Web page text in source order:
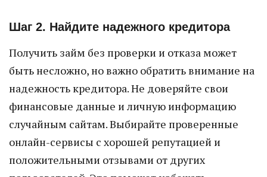
Шаг 2. Найдите надежного кредитора
Получить займ без проверки и отказа может
быть несложно, но важно обратить внимание на
надежность кредитора. Не доверяйте свои
финансовые данные и личную информацию
случайным сайтам. Выбирайте проверенные
онлайн-сервисы с хорошей репутацией и
положительными отзывами от других